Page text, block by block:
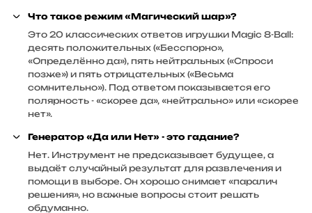
Что такое режим «Магический шар»?
Это 20 классических ответов игрушки Magic 8-Ball:
десять положительных («Бесспорно»,
«Определённо да»), пять нейтральных («Спроси
позже») и пять отрицательных («Весьма
сомнительно»). Под ответом показывается его
полярность - «скорее да», «нейтрально» или «скорее
нет».
Генератор «Да или Нет» - это гадание?
Нет. Инструмент не предсказывает будущее, а
выдаёт случайный результат для развлечения и
помощи в выборе. Он хорошо снимает «паралич
решения», но важные вопросы стоит решать
обдуманно.